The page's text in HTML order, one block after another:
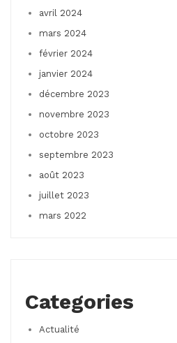
avril 2024
mars 2024
février 2024
janvier 2024
décembre 2023
novembre 2023
octobre 2023
septembre 2023
août 2023
juillet 2023
mars 2022
Categories
Actualité